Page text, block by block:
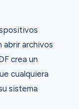
abrir archivos
crea un
cualquiera
sistema